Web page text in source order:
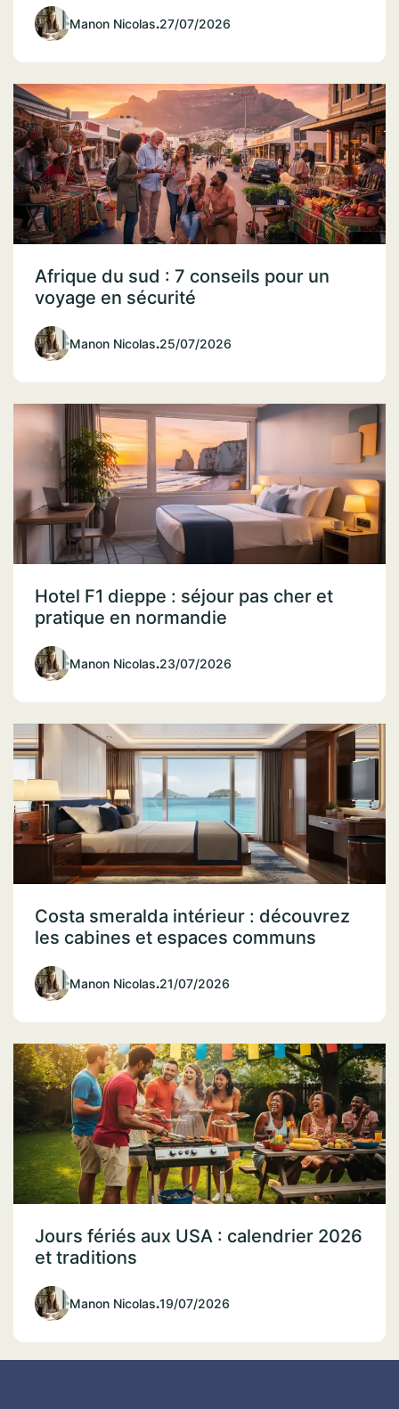
Manon Nicolas.27/07/2026
Afrique du sud : 7 conseils pour un
voyage en sécurité
Manon Nicolas.25/07/2026
Hotel F1 dieppe : séjour pas cher et
pratique en normandie
Manon Nicolas.23/07/2026
Costa smeralda intérieur : découvrez
les cabines et espaces communs
Manon Nicolas.21/07/2026
Jours fériés aux USA : calendrier 2026
et traditions
Manon Nicolas.19/07/2026